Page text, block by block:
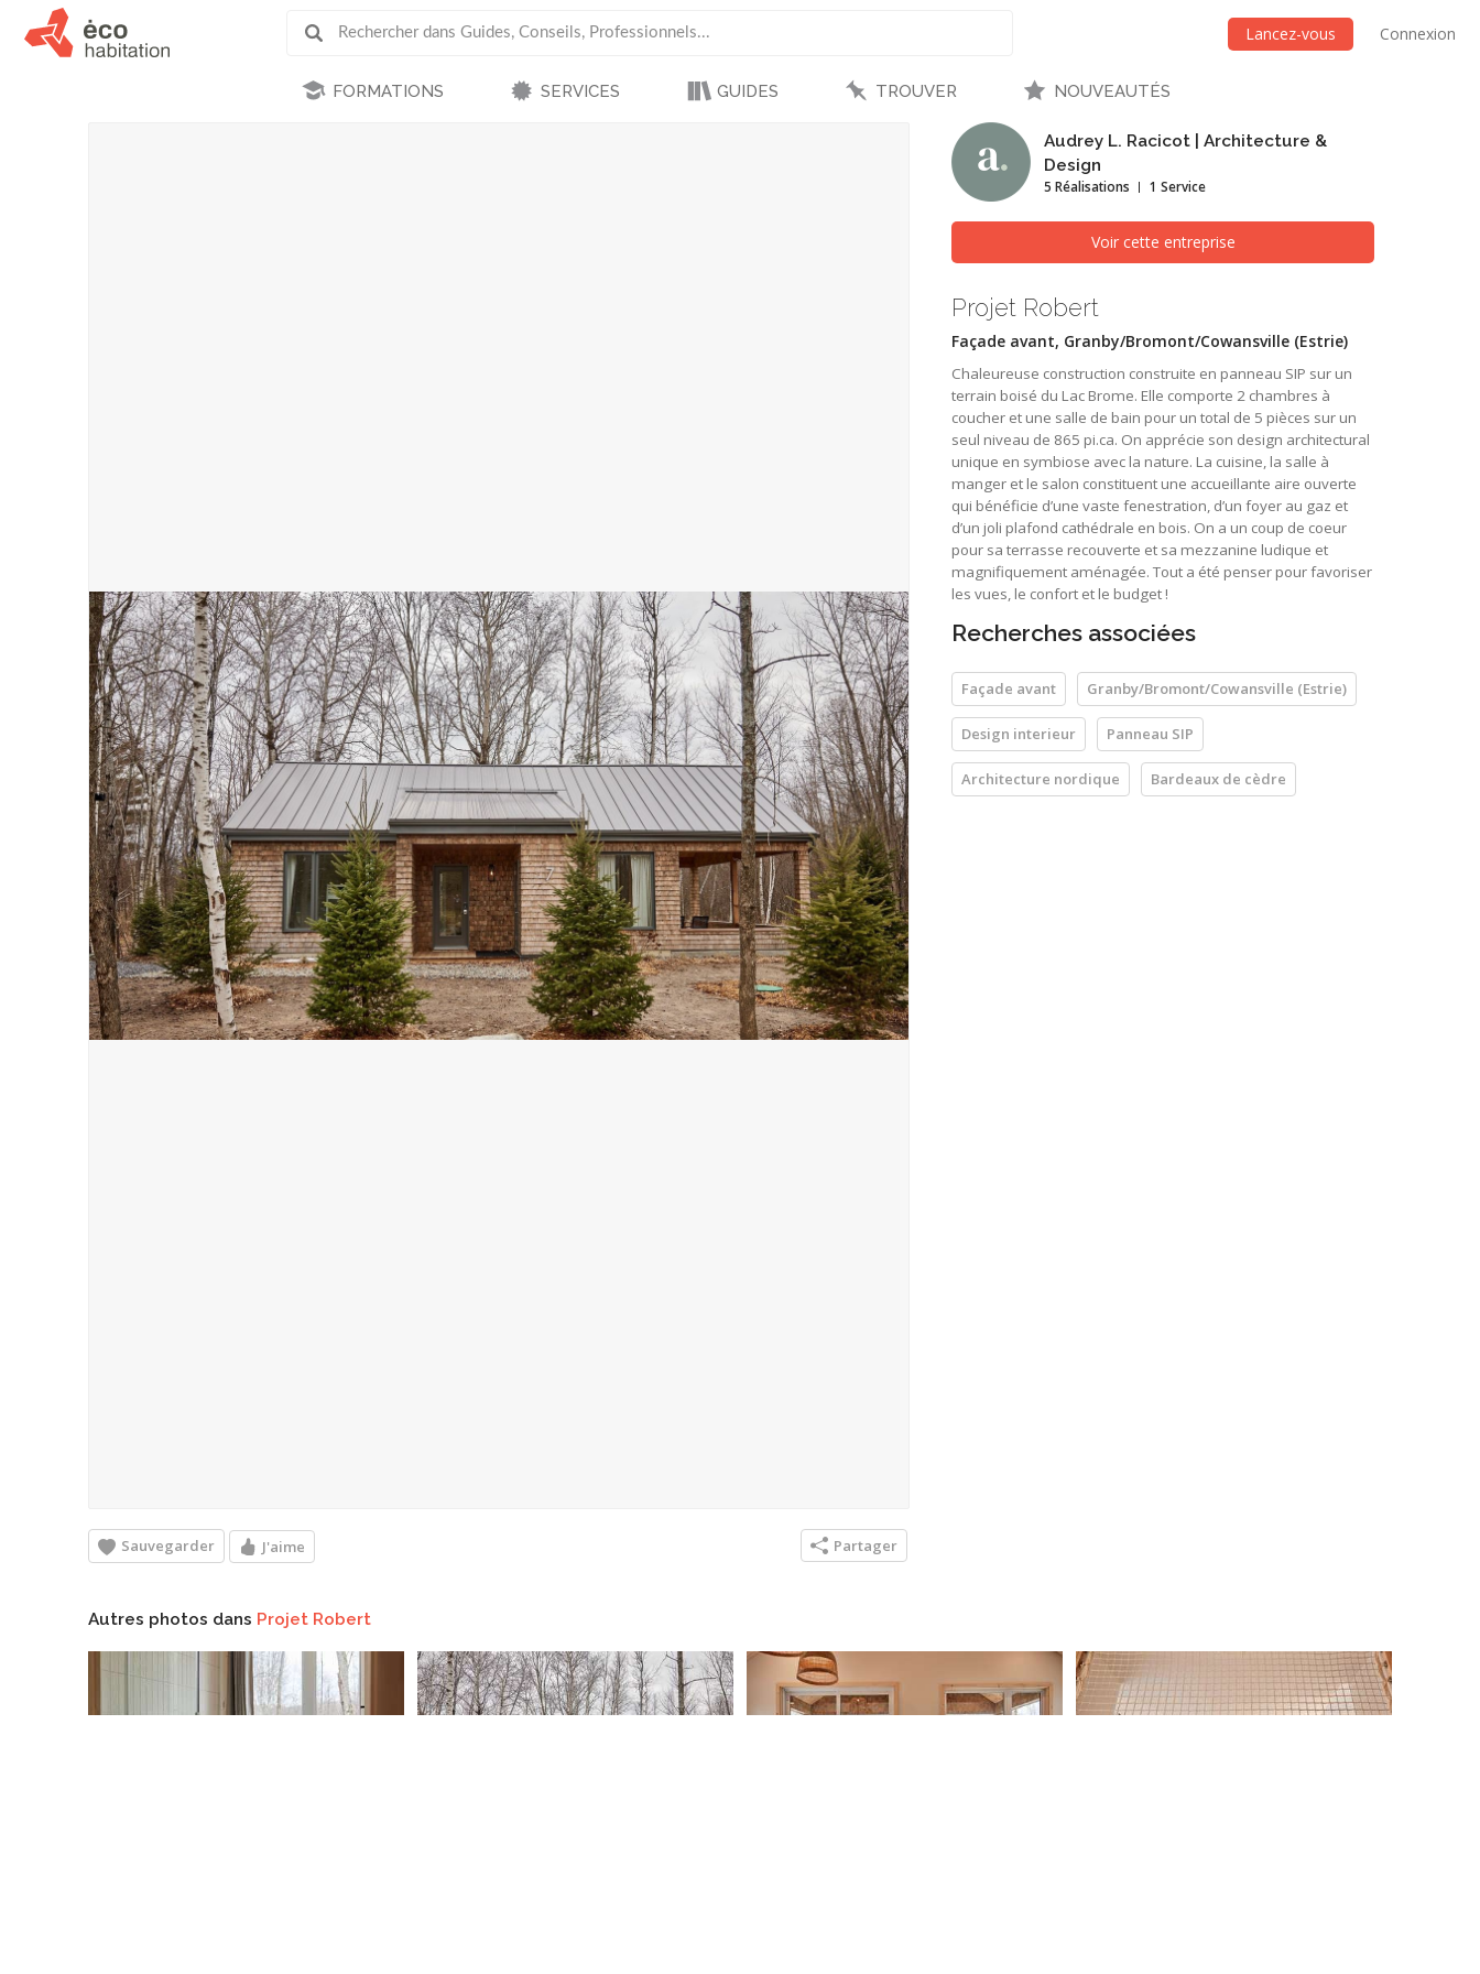
Lancez-vous Connexion
FORMATIONS SERVICES GUIDES TROUVER NOUVEAUTÉS
Audrey L. Racicot | Architecture &
Design
5 Réalisations 1 Service
Voir cette entreprise
Projet Robert
Façade avant, Granby/Bromont/Cowansville (Estrie)
Chaleureuse construction construite en panneau SIP sur un
terrain boisé du Lac Brome. Elle comporte 2 chambres à
coucher et une salle de bain pour un total de 5 pièces sur un
seul niveau de 865 pi.ca. On apprécie son design architectural
unique en symbiose avec la nature. La cuisine, la salle à
manger et le salon constituent une accueillante aire ouverte
qui bénéficie d’une vaste fenestration, d’un foyer au gaz et
d’un joli plafond cathédrale en bois. On a un coup de coeur
pour sa terrasse recouverte et sa mezzanine ludique et
magnifiquement aménagée. Tout a été penser pour favoriser
les vues, le confort et le budget !
Recherches associées
Façade avant Granby/Bromont/Cowansville (Estrie)
Design interieur Panneau SIP
Architecture nordique Bardeaux de cèdre
Sauvegarder J'aime Partager
Autres photos dans Projet Robert